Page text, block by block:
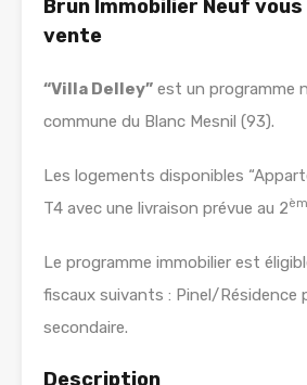
Brun Immobilier Neuf
vente
“Villa Delley” est un programme
commune du Blanc Mesnil (93).
Les logements disponibles
T4 avec une livraison prévue au 2
Le programme immobilier est
fiscaux suivants : Pinel/Résidence
secondaire.
Description